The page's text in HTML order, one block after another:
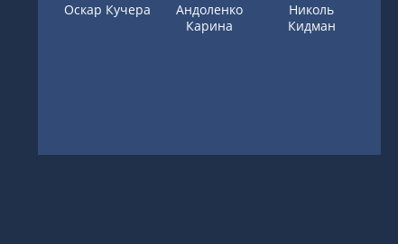
Оскар Кучера
Андоленко
Карина
Николь
Кидман